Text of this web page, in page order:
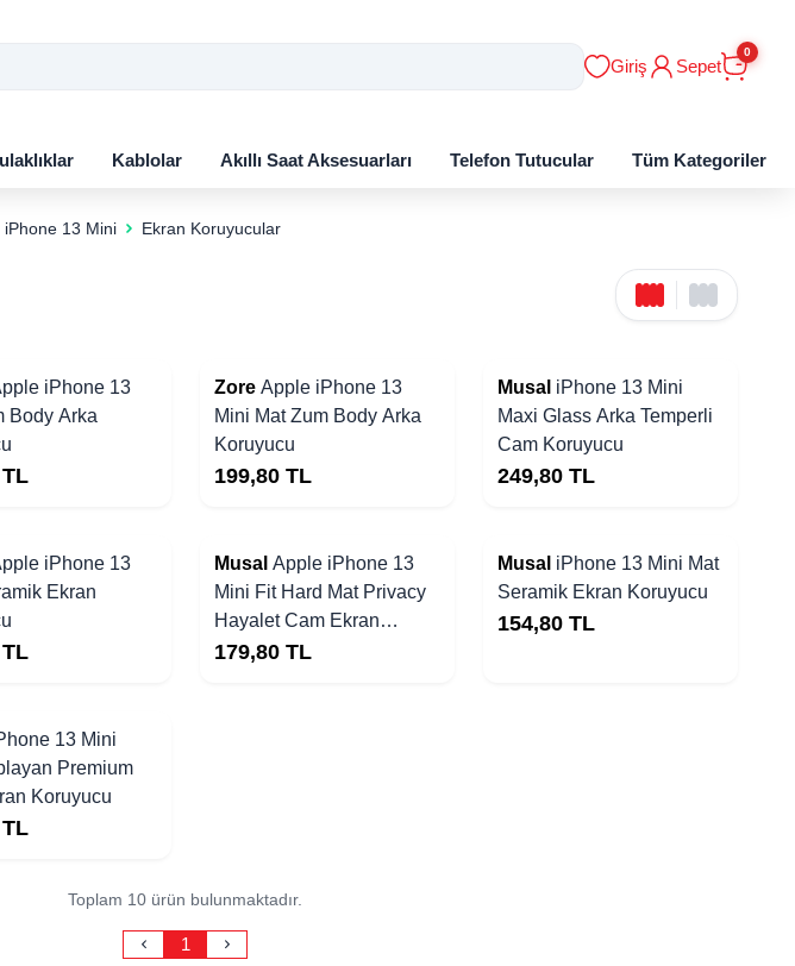
Giriş Sepet
0
Kablolar Akıllı Saat Aksesuarları Telefon Tutucular Tüm Kategoriler
iPhone 13 Mini Ekran Koruyucular
iPhone 13
Body Arka
TL
Zore Apple iPhone 13
Mini Mat Zum Body Arka
Koruyucu
199,80 TL
Musal iPhone 13 Mini
Maxi Glass Arka Temperli
Cam Koruyucu
249,80 TL
iPhone 13
Ekran
TL
Musal Apple iPhone 13
Mini Fit Hard Mat Privacy
Hayalet Cam Ekran
Koruyucu
179,80 TL
Musal iPhone 13 Mini Mat
Seramik Ekran Koruyucu
154,80 TL
13 Mini
Premium
Koruyucu
TL
Toplam 10 ürün bulunmaktadır.
1